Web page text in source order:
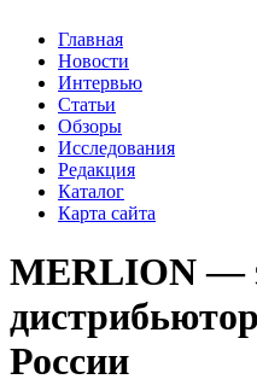
Главная
Новости
Интервью
Статьи
Обзоры
Исследования
Редакция
Каталог
Карта сайта
MERLION —
России